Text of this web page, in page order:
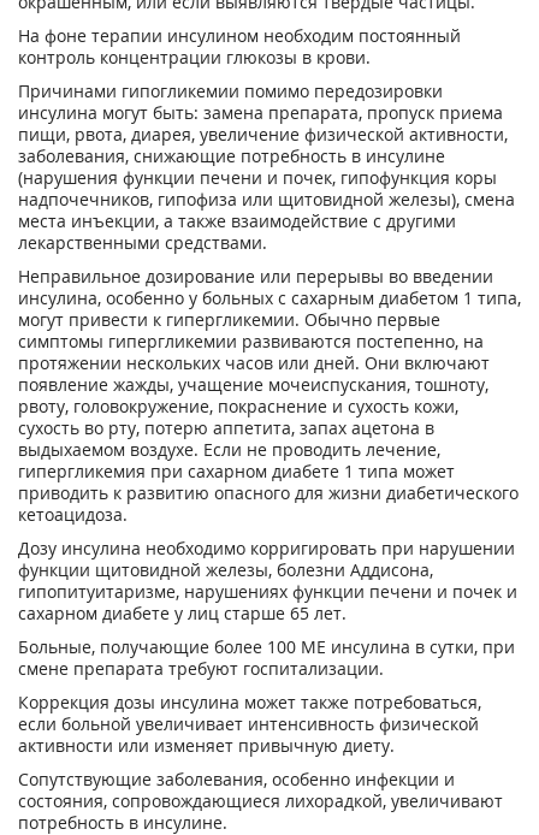
На фоне терапии инсулином необходим постоянный
контроль концентрации глюкозы в крови.
Причинами гипогликемии помимо передозировки
инсулина могут быть: замена препарата, пропуск приема
пищи, рвота, диарея, увеличение физической активности,
заболевания, снижающие потребность в инсулине
(нарушения функции печени и почек, гипофункция коры
надпочечников, гипофиза или щитовидной железы), смена
места инъекции, а также взаимодействие с другими
лекарственными средствами.
Неправильное дозирование или перерывы во введении
инсулина, особенно у больных с сахарным диабетом 1 типа,
могут привести к гипергликемии. Обычно первые
симптомы гипергликемии развиваются постепенно, на
протяжении нескольких часов или дней. Они включают
появление жажды, учащение мочеиспускания, тошноту,
рвоту, головокружение, покраснение и сухость кожи,
сухость во рту, потерю аппетита, запах ацетона в
выдыхаемом воздухе. Если не проводить лечение,
гипергликемия при сахарном диабете 1 типа может
приводить к развитию опасного для жизни диабетического
кетоацидоза.
Дозу инсулина необходимо корригировать при нарушении
функции щитовидной железы, болезни Аддисона,
гипопитуитаризме, нарушениях функции печени и почек и
сахарном диабете у лиц старше 65 лет.
Больные, получающие более 100 ME инсулина в сутки, при
смене препарата требуют госпитализации.
Коррекция дозы инсулина может также потребоваться,
если больной увеличивает интенсивность физической
активности или изменяет привычную диету.
Сопутствующие заболевания, особенно инфекции и
состояния, сопровождающиеся лихорадкой, увеличивают
потребность в инсулине.